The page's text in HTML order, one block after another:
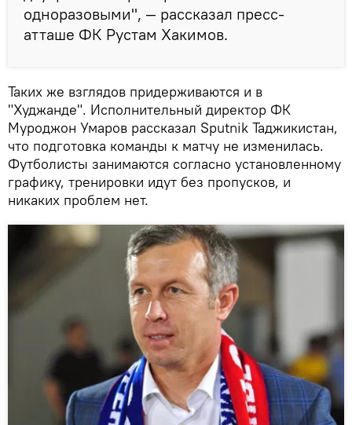
одноразовыми", — рассказал пресс-
атташе ФК Рустам Хакимов.
Таких же взглядов придерживаются и в
"Худжанде". Исполнительный директор ФК
Муроджон Умаров рассказал Sputnik Таджикистан,
что подготовка команды к матчу не изменилась.
Футболисты занимаются согласно установленному
графику, тренировки идут без пропусков, и
никаких проблем нет.